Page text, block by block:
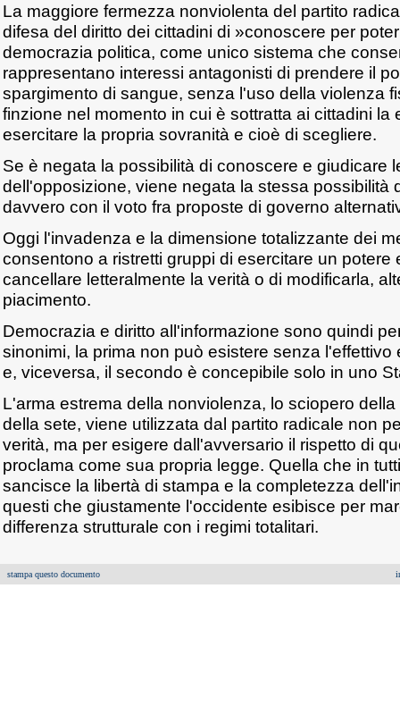
La maggiore fermezza nonviolenta del partito
difesa del diritto dei cittadini di »conoscere per
democrazia politica, come unico sistema che
rappresentano interessi antagonisti di prendere il
spargimento di sangue, senza l'uso della violenza
finzione nel momento in cui è sottratta ai cittadini la
esercitare la propria sovranità e cioè di scegliere.
Se è negata la possibilità di conoscere e giudicare
dell'opposizione, viene negata la stessa possibilità
davvero con il voto fra proposte di governo
Oggi l'invadenza e la dimensione totalizzante dei
consentono a ristretti gruppi di esercitare un potere
cancellare letteralmente la verità o di modificarla,
piacimento.
Democrazia e diritto all'informazione sono quindi
sinonimi, la prima non può esistere senza
e, viceversa, il secondo è concepibile solo in uno
L'arma estrema della nonviolenza, lo sciopero
della sete, viene utilizzata dal partito radicale non
verità, ma per esigere dall'avversario il rispetto di
proclama come sua propria legge. Quella che in
sancisce la libertà di stampa e la completezza
questi che giustamente l'occidente esibisce per
differenza strutturale con i regimi totalitari.
stampa questo documento